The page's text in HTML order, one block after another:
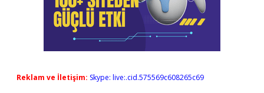
Reklam ve İletişim: Skype: live:.cid.575569c608265c69